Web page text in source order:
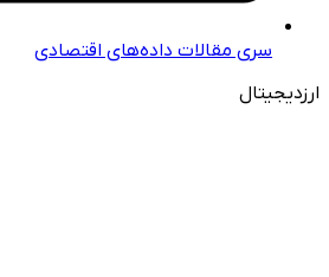
سری مقالات داده‌های اقتصادی
ارزدیجیتال